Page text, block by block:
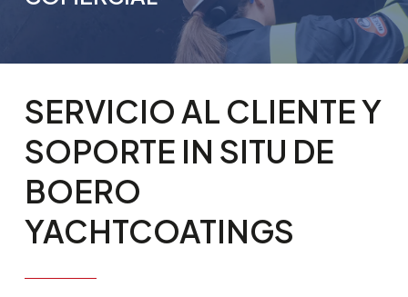
SERVICIOAL CLIENTEY
SOPORTE IN SITU DE
BOERO
YACHTCOATINGS